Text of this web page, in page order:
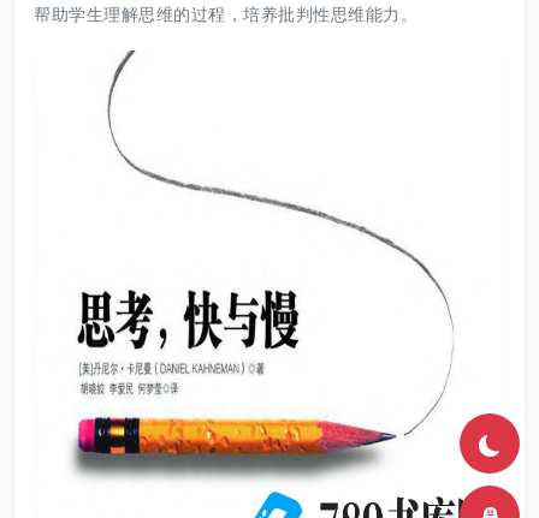
帮助学生理解思维的过程，培养批判性思维能力。